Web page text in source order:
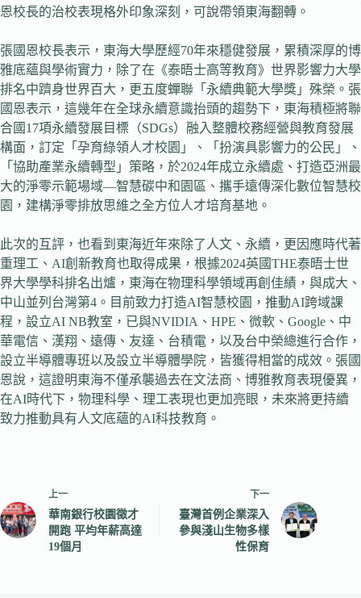
恩校長的治校表現格外印象深刻，可說帶領東海翻轉。
張國恩校長表示，東海大學歷經70年來穩健發展，累積深厚的博
雅底蘊與學術實力，除了在《泰晤士高等教育》世界影響力大學
排名中躋身世界百大，更五度蟬聯「永續典範大學獎」殊榮。張
國恩表示，這幾年在全球永續意識抬頭的趨勢下，東海積極將聯
合國17項永續發展目標（SDGs）融入整體校務經營與教育發展
構面，訂定「孕育綠領人才校園」、「扮演具影響力的公民」、
「協助產業永續轉型」策略，於2024年成立永續處、打造亞洲最
大的淨零示範場域—智慧碳中和園區、攜手遠傳深化數位智慧校
園，建構淨零排放思維之全方位人才培育基地。
此次的互評，也看到東海近年來除了人文、永續，更因應時代著
重理工、AI創新教育也取得成果，根據2024英國THE泰晤士世
界大學學科排名出爐，東海在物理科學領域再創佳績，與成大、
中山並列台灣第4。目前致力打造AI智慧校園，推動AI跨域課
程，設立AI NB教室，已與NVIDIA、HPE、微軟、Google、中
華電信、漢翔、遠傳、友達、台積電，以及台中榮總進行合作，
設立半導體專班以及設立半導體學院，皆獲得相當的成效。張國
恩說，這證明東海不僅承襲過去在文法商、博雅教育表現優異，
在AI時代下，物理科學、理工表現也更加亮眼，未來將更持續
致力推動具有人文底蘊的AI科技教育。
上一
華南銀行校園徵才
開跑 平均年薪高達
19個月
下一
臺灣首例企業深入
參與淺山生物多樣
性保育